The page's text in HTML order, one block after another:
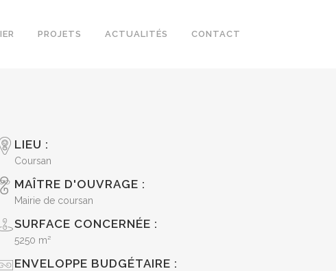
PROJETS ACTUALITÉS CONTACT
LIEU :
Coursan
MAÎTRE D'OUVRAGE :
Mairie de coursan
SURFACE CONCERNÉE :
5250 m²
ENVELOPPE BUDGÉTAIRE :